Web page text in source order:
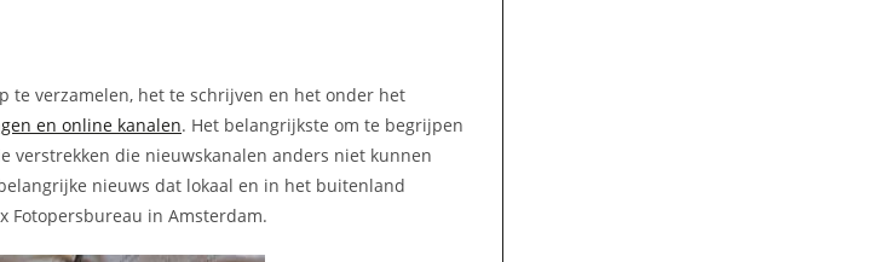
te verzamelen, het te schrijven en het onder het
en online kanalen. Het belangrijkste om te begrijpen
verstrekken die nieuwskanalen anders niet kunnen
nieuws dat lokaal en in het buitenland
Fotopersbureau in Amsterdam.